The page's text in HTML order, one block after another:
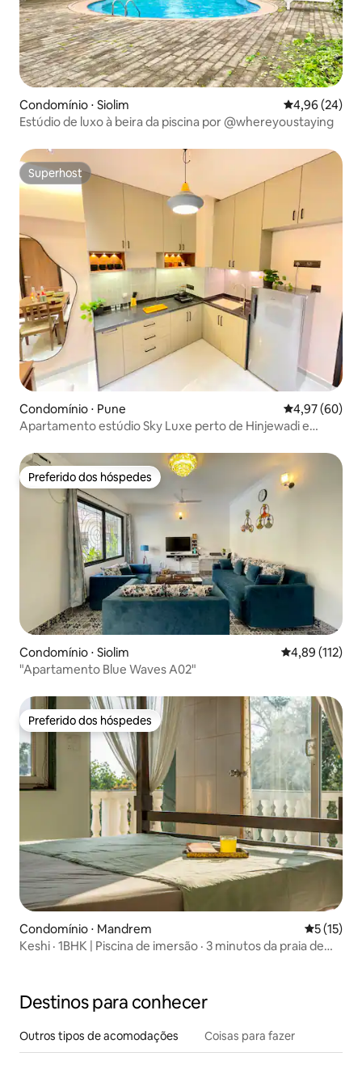
Condomínio ⋅ Siolim 4,96 de uma
4,96 (24)
Estúdio de luxo à beira da piscina por @whereyoustaying
Superhost
Superhost
Condomínio ⋅ Pune 4,97 de uma
4,97 (60)
Apartamento estúdio Sky Luxe perto de Hinjewadi e
Preferido dos hóspedes
Preferido dos hóspedes
Condomínio ⋅ Siolim 4,89 de uma
4,89 (112)
"Apartamento Blue Waves A02"
Preferido dos hóspedes
Preferido dos hóspedes
Condomínio ⋅ Mandrem 5 de uma
5 (15)
Keshi · 1BHK | Piscina de imersão · 3 minutos da praia de
Destinos para conhecer
Outros tipos de acomodações Coisas para fazer